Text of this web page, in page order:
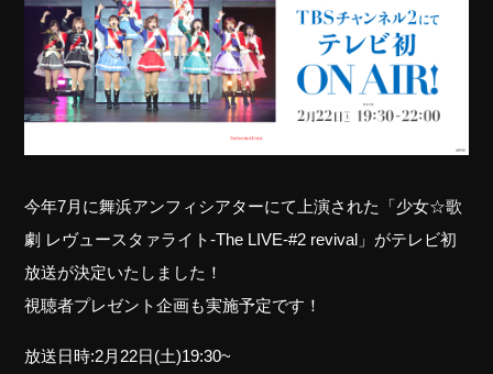
今年7月に舞浜アンフィシアターにて上演された「少女☆歌
劇 レヴュースタァライト-The LIVE-#2 revival」がテレビ初
放送が決定いたしました！
視聴者プレゼント企画も実施予定です！
放送日時:2月22日(土)19:30~